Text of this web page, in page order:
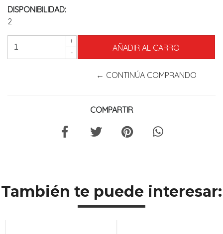
DISPONIBILIDAD:
2
+
-
← CONTINÚA COMPRANDO
COMPARTIR
También te puede interesar: